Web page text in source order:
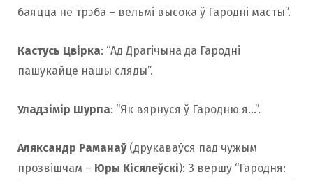
баяцца не трэба – вельмі высока ў Гародні масты”.
Кастусь Цвірка: “Ад Драгічына да Гародні
пашукайце нашы сляды”.
Уладзімір Шурпа: “Як вярнуся ў Гародню я…”.
Аляксандр Раманаў(друкаваўся пад чужым
прозвішчам – Юры Кісялеўскі): З вершу “Гародня: